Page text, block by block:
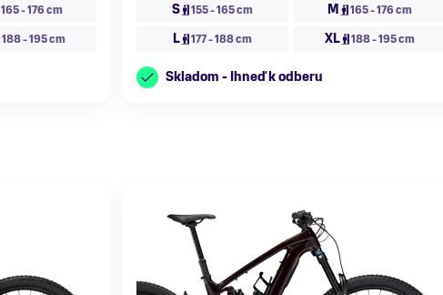
165 - 176 cm
188 - 195 cm
S
155 - 165 cm M 165 - 176 cm
L 177 - 188 cm XL 188 - 195 cm
Skladom - Ihneď k odberu